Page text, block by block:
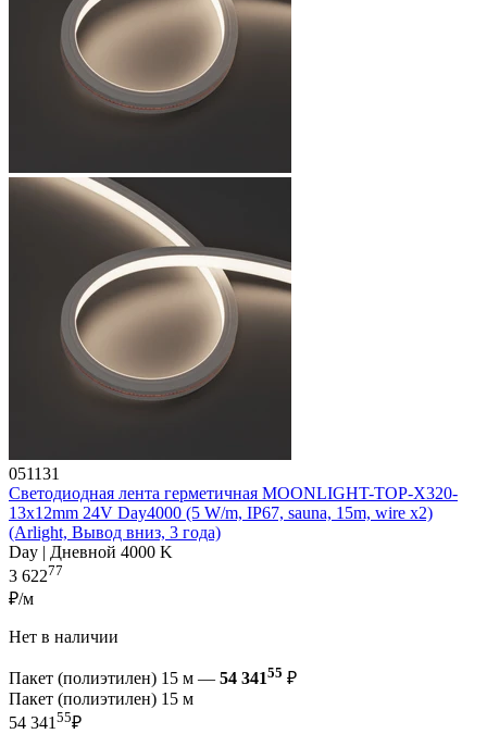
051131
Светодиодная лента герметичная MOONLIGHT-TOP-X320-
13x12mm 24V Day4000 (5 W/m, IP67, sauna, 15m, wire x2)
(Arlight, Вывод вниз, 3 года)
Day | Дневной 4000 K
3 62277
₽/м
Нет в наличии
Пакет (полиэтилен) 15 м — 54 34155 ₽
Пакет (полиэтилен) 15 м
54 34155₽